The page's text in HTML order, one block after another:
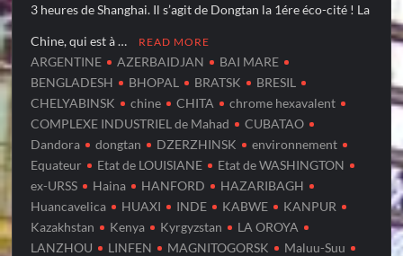
3 heures de Shanghai. Il s’agit de Dongtan la 1ére éco-cité ! La
Chine, qui est à … READ MORE
ARGENTINE AZERBAIDJAN
BAI MARE
BENGLADESH
BHOPAL BRATSK
BRESIL
CHELYABINSK
chine CHITA
chrome hexavalent
COMPLEXE INDUSTRIEL de Mahad
CUBATAO
Dandora
dongtan DZERZHINSK
environnement
Equateur
Etat de LOUISIANE
Etat de WASHINGTON
ex-URSS
Haina HANFORD
HAZARIBAGH
Huancavelica
HUAXI INDE KABWE
KANPUR
Kazakhstan
Kenya Kyrgyzstan
LA OROYA
LANZHOU
LINFEN MAGNITOGORSK
Maluu-Suu